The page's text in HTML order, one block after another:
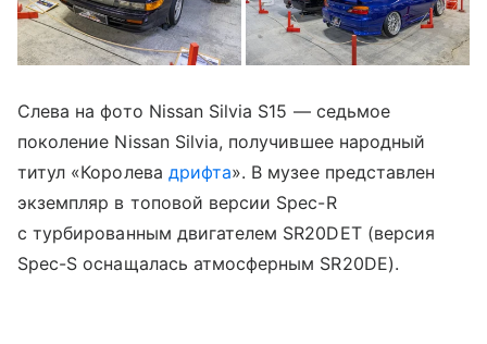
Слева на фото Nissan Silvia S15 — седьмое
поколение Nissan Silvia, получившее народный
титул «Королева дрифта». В музее представлен
экземпляр в топовой версии Spec-R
c турбированным двигателем SR20DET (версия
Spec-S оснащалась атмосферным SR20DE).